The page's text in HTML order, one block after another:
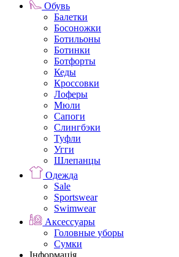
Обувь
Балетки
Босоножки
Ботильоны
Ботинки
Ботфорты
Кеды
Кроссовки
Лоферы
Мюли
Сапоги
Слингбэки
Туфли
Угги
Шлепанцы
Одежда
Sale
Sportswear
Swimwear
Аксессуары
Головные уборы
Сумки
Інформація